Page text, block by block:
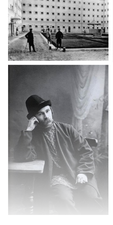
рассказчик народных сказок.
О внешности и стиле одежды
с точки зрения проблемы
Козакове. Ленинградская школа
Рождественского. О
Вагинов.Продолжение рассказа
на будущие беседы: Вагинов, Н.